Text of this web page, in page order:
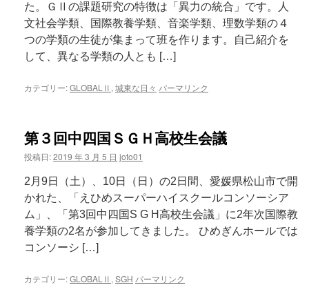
た。ＧⅡの課題研究の特徴は「異力の統合」です。人
文社会学類、国際教養学類、音楽学類、理数学類の４
つの学類の生徒が集まって班を作ります。自己紹介を
して、異なる学類の人とも […]
カテゴリー:GLOBALⅡ , 城東な日々 パーマリンク
第３回中四国ＳＧＨ高校生会議
投稿日:2019 年 3 月 5 日 joto01
2月9日（土）、10日（日）の2日間、愛媛県松山市で開
かれた、「えひめスーパーハイスクールコンソーシア
ム」、「第3回中四国S G H高校生会議」に2年次国際教
養学類の2名が参加してきました。 ひめぎんホールでは
コンソーシ […]
カテゴリー:GLOBALⅡ , SGH パーマリンク